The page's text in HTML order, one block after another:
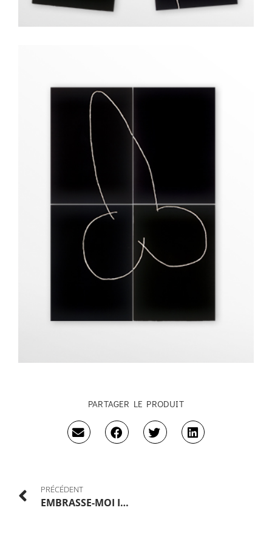
PARTAGER LE PRODUIT
PRÉCÉDENT
EMBRASSE-MOI IDIOT